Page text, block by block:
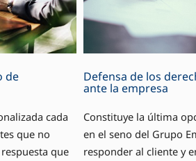
de
cada
que no
que
Defensa de los
ante la empresa
Constituye la última
en el seno del Grupo
responder al cliente y